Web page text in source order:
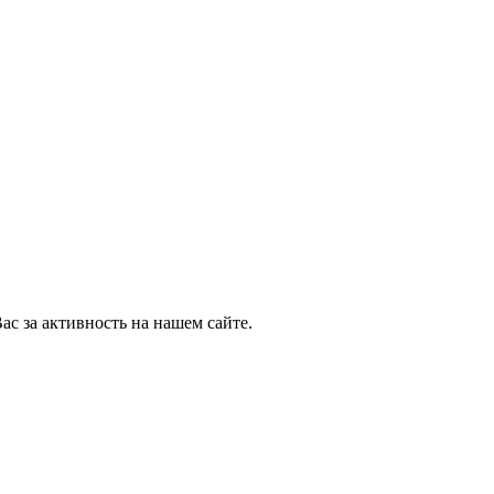
за активность на нашем сайте.